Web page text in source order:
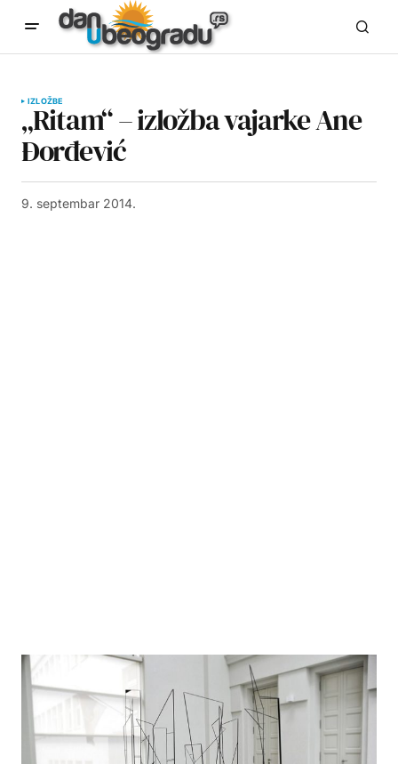
IZLOŽBE
„Ritam“ – izložba vajarke Ane
Đorđević
9. septembar 2014.